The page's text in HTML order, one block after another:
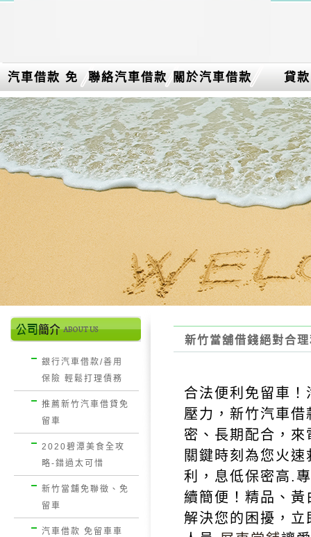
汽車借款 免
留車介紹
聯絡汽車借款 關於汽車借款 貸款
銀行汽車借款/善用
保險 輕鬆打理債務
推薦新竹汽車借貸免
留車
2020碧潭美食全攻
略-錯過太可惜
新竹當舖免聯徵、免
留車
汽車借款 免留車車
新竹當舖借錢絕對合
合法便利免留車
壓力， 新竹汽車借
密、長期配合，
關鍵時刻為您火
利，息低保密高.
續簡便！精品、
解決您的困擾，